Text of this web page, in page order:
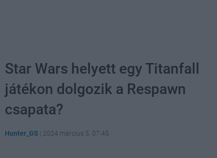
Star Wars helyett egy Titanfall
játékon dolgozik a Respawn
csapata?
Hunter_GS | 2024 március 5. 07:45